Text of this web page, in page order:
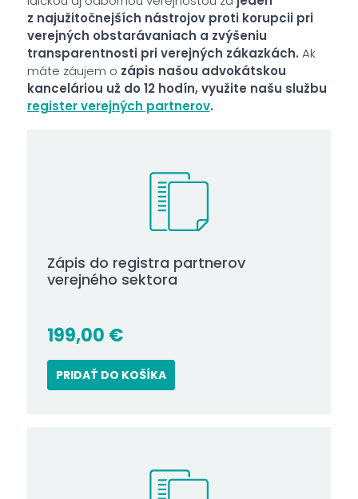
z najužitočnejších nástrojov proti korupcii pri
verejných obstarávaniach a zvýšeniu
transparentnosti pri verejných zákazkách. Ak
máte záujem o zápis našou advokátskou
kanceláriou už do 12 hodín, využite našu službu
register verejných partnerov.
Zápis do registra partnerov
verejného sektora
199,00 €
PRIDAŤ DO KOŠÍKA